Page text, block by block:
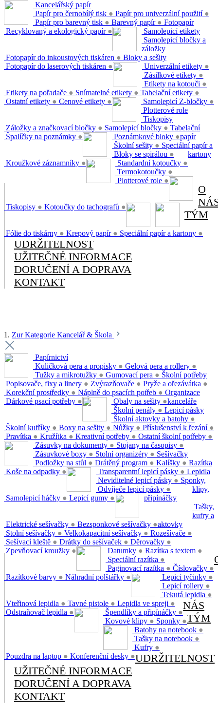
Kancelářský papír
Papír pro černobílý tisk ● Papír pro univerzální použití ●
Papír pro barevný tisk ● Barevný papír ●
Recyklovaný a ekologický papír ●
Fotopapír
Fotopapír do inkoustových tiskáren ●
Fotopapír do laserových tiskáren ●
Samolepicí etikety
Univerzální etikety ●
Zásilkové etikety ●
Etikety na kotouči ●
Etikety na pořadače ● Snímatelné etikety ● Tabelační etikety ●
Ostatní etikety ● Cenové etikety ●
Samolepicí bločky a
záložky
Samolepicí Z-bločky ●
Záložky a značkovací bločky ● Samolepicí bločky ●
Špalíčky na poznámky ●
Bloky a sešity
Poznámkové bloky ●
Školní sešity ●
Bloky se spirálou ●
Kroužkové záznamníky ●
Plotterové role
Standardní kotoučky ●
Termokotoučky ●
Plotterové role ●
Tiskopisy
Tiskopisy ● Kotoučky do tachografů ●
Tabelační
papír
Speciální papír a
kartony
Fólie do tiskárny ● Krepový papír ● Speciální papír a kartony ●
O
TÝM
UDRŽITELNOST
UŽITEČNÉ INFORMACE
DORUČENÍ A DOPRAVA
KONTAKT
1. Zur Kategorie Kancelář & Škola
Papírnictví
Kuličková pera a propisky ● Gelová pera a rollery ●
Tužky a mikrotužky ● Gumovací pera ●
Popisovače, fixy a linery ● Zvýrazňovače ● Pryže a ořezávátka ●
Korekční prostředky ● Náplně do psacích potřeb ●
Dárkové psací potřeby ●
Školní potřeby
Obaly na sešity ●
Školní penály ●
Školní aktovky a batohy ●
Školní kufříky ● Boxy na sešity ● Nůžky ● Příslušenství k řezání ●
Pravítka ● Kružítka ● Kreativní potřeby ● Ostatní školní potřeby ●
Organizace
kanceláře
Zásuvky na dokumenty ● Stojany na časopisy ●
Zásuvkové boxy ● Stolní organizéry ●
Podložky na stůl ● Drátěný program ● Kalíšky ●
Koše na odpadky ●
Lepicí pásky
Transparentní lepicí pásky ●
Neviditelné lepicí pásky ●
Odvíječe lepicí pásky ●
Samolepicí háčky ● Lepicí gumy ●
Sešívačky
Elektrické sešívačky ● Bezsponkové sešívačky ●
Stolní sešívačky ● Velkokapacitní sešívačky ● Rozešívače ●
Sešívací kleště ● Drátky do sešívaček ● Děrovačky ●
Zpevňovací kroužky ●
Razítka
Datumky ● Razítka s textem ●
Speciální razítka ●
Paginovací razítka ● Číslovačky ●
Razítkové barvy ● Náhradní polštářky ●
Lepidla
Lepicí tyčinky ●
Lepicí rollery ●
Tekutá lepidla ●
Vteřinová lepidla ● Tavné pistole ● Lepidla ve spreji ●
Odstraňovač lepidla ●
Sponky,
klipy,
připínáčky
Špendlíky a připínáčky ●
Kovové klipy ● Sponky ●
Tašky,
kufry a
aktovky
Batohy na notebook ●
Tašky na notebook ●
Kufry ●
Pouzdra na laptop ● Konferenční desky ●
NÁS
TÝM
UDRŽITELNOST
UŽITEČNÉ INFORMACE
DORUČENÍ A DOPRAVA
KONTAKT